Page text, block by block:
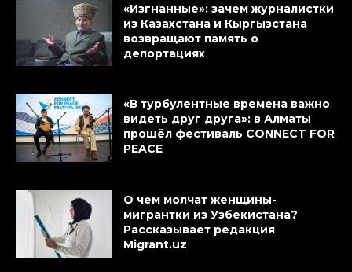
«Изгнанные»: зачем журналистки
из Казахстана и Кыргызстана
возвращают память о
депортациях
«В турбулентные времена важно
видеть друг друга»: в Алматы
прошёл фестиваль CONNECT FOR
PEACE
О чем молчат женщины-
мигрантки из Узбекистана?
Рассказывает редакция
Migrant.uz